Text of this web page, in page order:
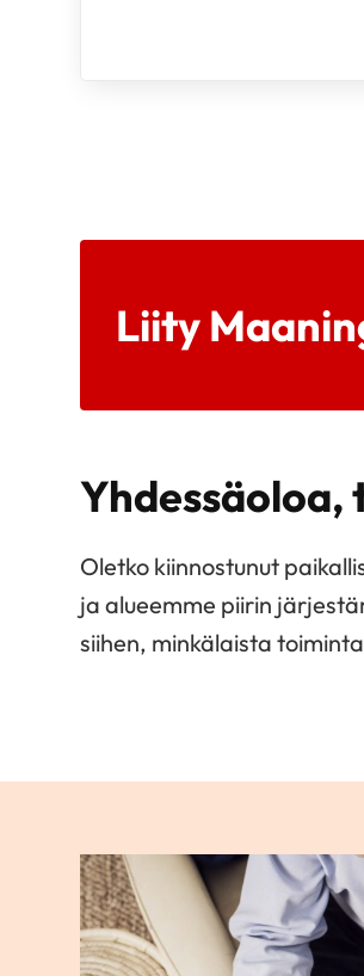
Liity
Yhdessäoloa,
Oletko kiinnostunut
ja alueemme piirin
siihen, minkälaista